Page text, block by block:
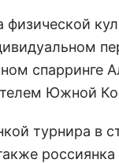
физической
спарринге
Южной
турнира в